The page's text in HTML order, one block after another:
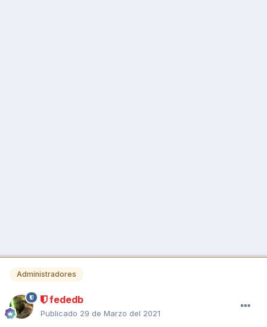
Administradores
fededb
Publicado 29 de Marzo del 2021